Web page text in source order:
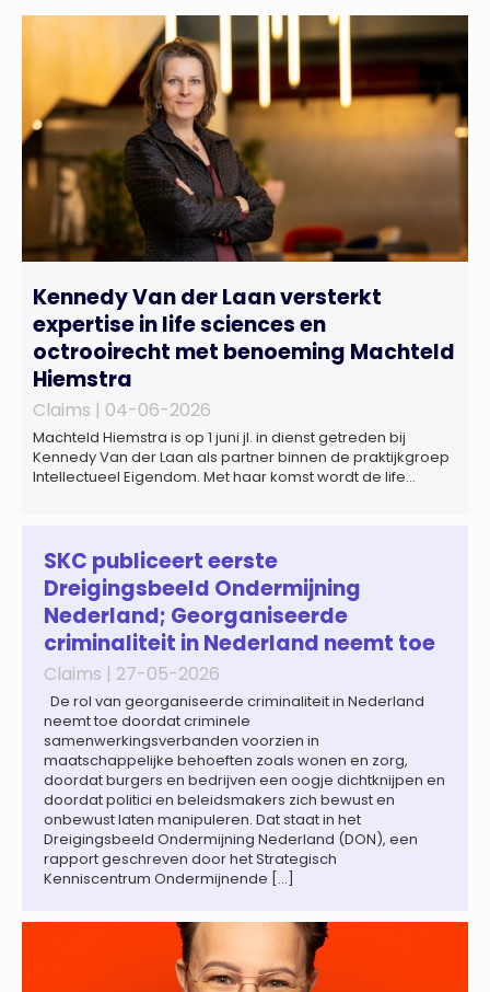
Kennedy Van der Laan versterkt
expertise in life sciences en
octrooirecht met benoeming Machteld
Hiemstra
Claims | 04-06-2026
Machteld Hiemstra is op 1 juni jl. in dienst getreden bij
Kennedy Van der Laan als partner binnen de praktijkgroep
Intellectueel Eigendom. Met haar komst wordt de life
regelgeving relevant voor de life sciences sector en de […]
SKC publiceert eerste
Dreigingsbeeld Ondermijning
Nederland; Georganiseerde
criminaliteit in Nederland neemt toe
Claims | 27-05-2026
De rol van georganiseerde criminaliteit in Nederland
neemt toe doordat criminele
samenwerkingsverbanden voorzien in
maatschappelijke behoeften zoals wonen en zorg,
doordat burgers en bedrijven een oogje dichtknijpen en
doordat politici en beleidsmakers zich bewust en
onbewust laten manipuleren. Dat staat in het
Dreigingsbeeld Ondermijning Nederland (DON), een
rapport geschreven door het Strategisch
Kenniscentrum Ondermijnende […]